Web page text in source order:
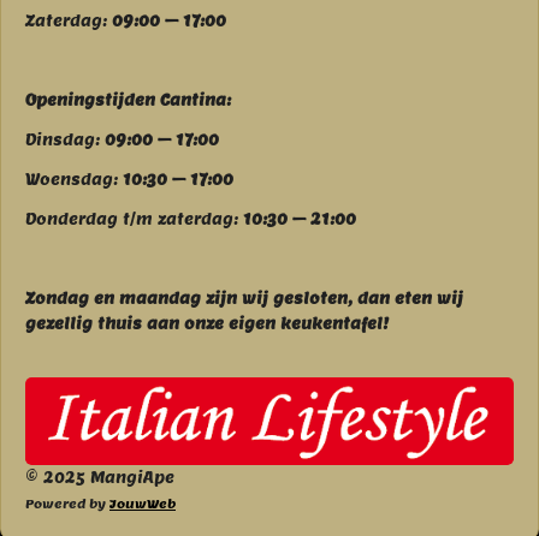
Zaterdag: 09:00 – 17:00
Openingstijden Cantina:
Dinsdag: 09:00 – 17:00
Woensdag: 10:30 – 17:00
Donderdag t/m zaterdag: 10:30 – 21:00
Zondag en maandag zijn wij gesloten, dan eten wij
gezellig thuis aan onze eigen keukentafel!
© 2025 MangiApe
Powered by JouwWeb